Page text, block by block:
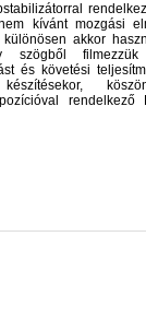
kívánt mozgási
akkor
szögből
és követési
rendelkező